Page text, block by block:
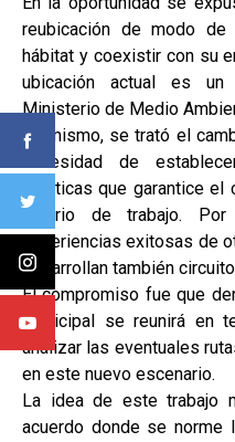
reubicación de modo
hábitat y coexistir con su
ubicación actual es
Ministerio de Medio
Asimismo, se trató el
necesidad de
prácticas que garantice
horario de trabajo.
experiencias exitosas de
desarrollan también
El compromiso fue que
municipal se reunirá en
analizar las eventuales
en este nuevo escenario.
La idea de este trabajo
acuerdo donde se norme